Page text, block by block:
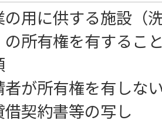
の用に供する施設（
の所有権を有するこ
者が所有権を有しな
借契約書等の写し